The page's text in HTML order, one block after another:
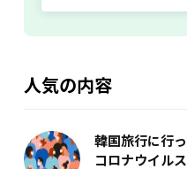
人気の内容
韓国旅行に行
コロナウイル